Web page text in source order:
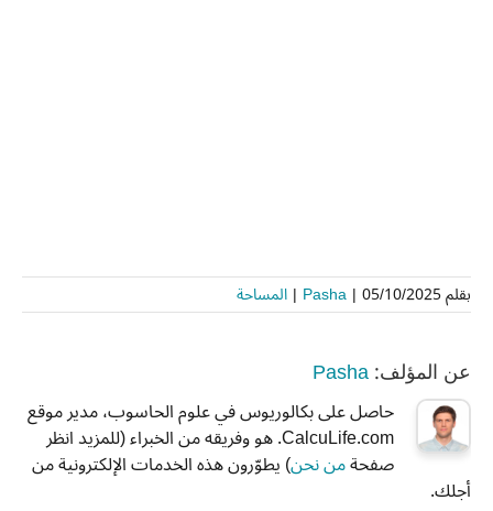
بقلم Pasha | 05/10/2025
| المساحة
عن المؤلف: Pasha
حاصل على بكالوريوس في علوم الحاسوب، مدير موقع
CalcuLife.com. هو وفريقه من الخبراء (للمزيد انظر
صفحةمن نحن) يطوّرون هذه الخدمات الإلكترونية من
أجلك.